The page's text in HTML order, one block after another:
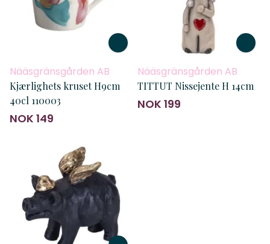
Nääsgränsgården AB
Kjærlighets kruset H9cm
40cl 110003
NOK 149
Nääsgränsgården AB
TITTUT Nissejente H 14cm
NOK 199